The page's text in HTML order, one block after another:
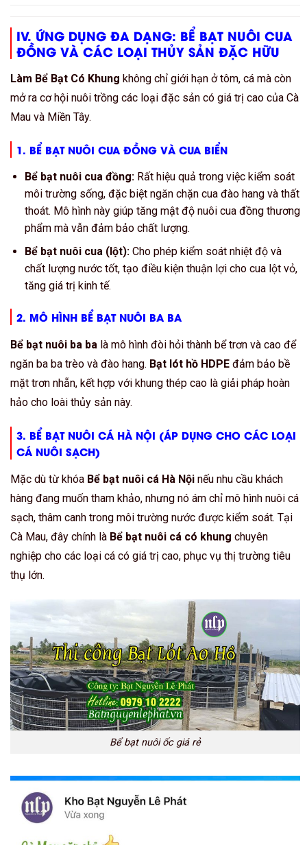
IV. ỨNG DỤNG ĐA DẠNG: BỂ BẠT NUÔI CUA
ĐỒNG VÀ CÁC LOẠI THỦY SẢN ĐẶC HỮU
Làm Bể Bạt Có Khung không chỉ giới hạn ở tôm, cá mà còn
mở ra cơ hội nuôi trồng các loại đặc sản có giá trị cao của Cà
Mau và Miền Tây.
1. BỂ BẠT NUÔI CUA ĐỒNG VÀ CUA BIỂN
Bể bạt nuôi cua đồng:Rất hiệu quả trong việc kiểm soát
môi trường sống, đặc biệt ngăn chặn cua đào hang và thất
thoát. Mô hình này giúp tăng mật độ nuôi cua đồng thương
phẩm mà vẫn đảm bảo chất lượng.
Bể bạt nuôi cua (lột):Cho phép kiểm soát nhiệt độ và
chất lượng nước tốt, tạo điều kiện thuận lợi cho cua lột vỏ,
tăng giá trị kinh tế.
2. MÔ HÌNH BỂ BẠT NUÔI BA BA
Bể bạt nuôi ba ba là mô hình đòi hỏi thành bể trơn và cao để
ngăn ba ba trèo và đào hang. Bạt lót hồ HDPE đảm bảo bề
mặt trơn nhẵn, kết hợp với khung thép cao là giải pháp hoàn
hảo cho loài thủy sản này.
3. BỂ BẠT NUÔI CÁ HÀ NỘI (ÁP DỤNG CHO CÁC LOẠI
CÁ NUÔI SẠCH)
Mặc dù từ khóa Bể bạt nuôi cá Hà Nội nếu nhu cầu khách
hàng đang muốn tham khảo, nhưng nó ám chỉ mô hình nuôi cá
sạch, thâm canh trong môi trường nước được kiểm soát. Tại
Cà Mau, đây chính là Bể bạt nuôi cá có khung chuyên
nghiệp cho các loại cá có giá trị cao, phục vụ thị trường tiêu
thụ lớn.
Bể bạt nuôi ốc giá rẻ